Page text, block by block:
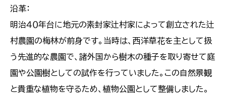
沿革：
明治４０年台に地元の素封家辻村家によって創立された辻
村農園の梅林が前身です。当時は、西洋草花を主として扱
う先進的な農園で、諸外国から樹木の種子を取り寄せて庭
園や公園樹としての試作を行っていました。この自然景観
と貴重な植物を守るため、植物公園として整備しました。